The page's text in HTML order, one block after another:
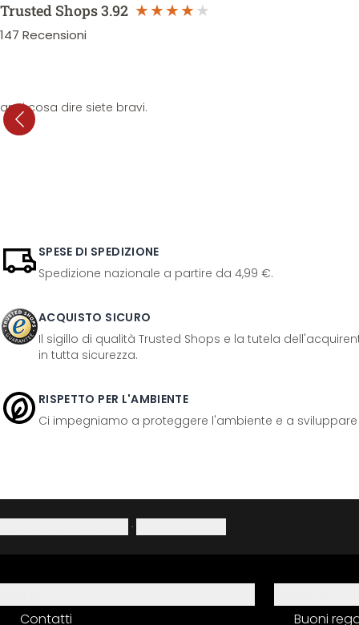
Trusted Shops3.92
147 Recensioni
cosa dire siete bravi.
SPESE DI SPEDIZIONE
Spedizione nazionale a partire da 4,99 €.
ACQUISTO SICURO
Il sigillo di qualità Trusted Shops e la tutela
in tutta sicurezza.
RISPETTO PER L'AMBIENTE
Ci impegniamo a proteggere l'ambiente e a
·
Contatti Buoni